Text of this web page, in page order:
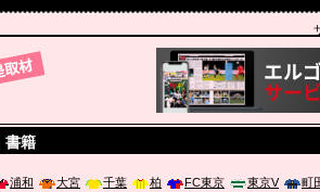
書籍
浦和 大宮 千葉 柏 FC東京 東京V 町